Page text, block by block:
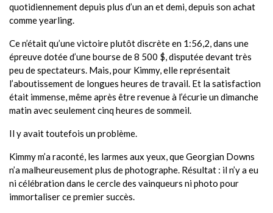
quotidiennement depuis plus d’un an et demi, depuis son achat
comme yearling.
Ce n’était qu’une victoire plutôt discrète en 1:56,2, dans une
épreuve dotée d’une bourse de 8 500 $, disputée devant très
peu de spectateurs. Mais, pour Kimmy, elle représentait
l’aboutissement de longues heures de travail. Et la satisfaction
était immense, même après être revenue à l’écurie un dimanche
matin avec seulement cinq heures de sommeil.
Il y avait toutefois un problème.
Kimmy m’a raconté, les larmes aux yeux, que Georgian Downs
n’a malheureusement plus de photographe. Résultat : il n’y a eu
ni célébration dans le cercle des vainqueurs ni photo pour
immortaliser ce premier succès.